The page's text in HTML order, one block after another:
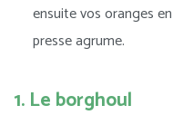
ensuite vos oranges
presse agrume.
1. Le borghoul